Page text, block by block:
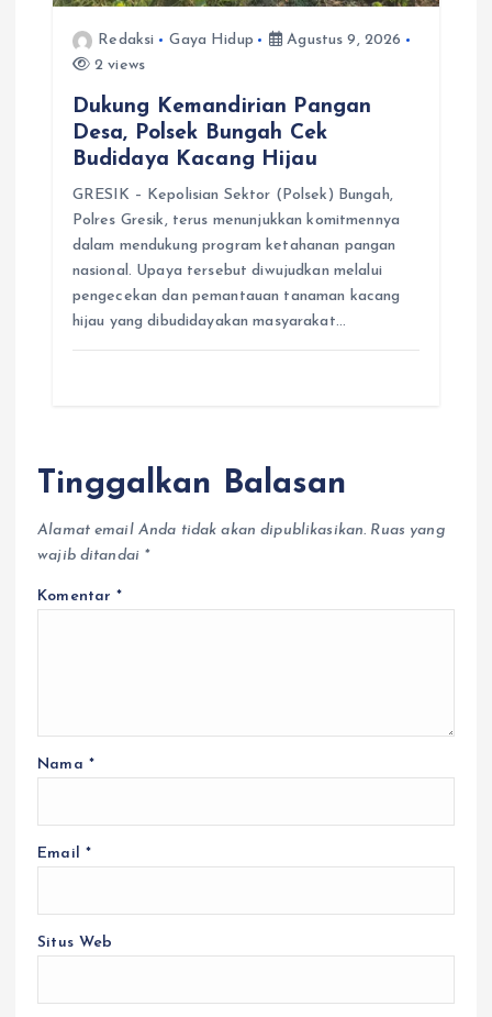
Redaksi Gaya Hidup
Agustus 9, 2026
2 views
Dukung Kemandirian Pangan
Desa, Polsek Bungah Cek
Budidaya Kacang Hijau
GRESIK – Kepolisian Sektor (Polsek) Bungah,
Polres Gresik, terus menunjukkan komitmennya
dalam mendukung program ketahanan pangan
nasional. Upaya tersebut diwujudkan melalui
pengecekan dan pemantauan tanaman kacang
hijau yang dibudidayakan masyarakat…
Tinggalkan Balasan
Alamat email Anda tidak akan dipublikasikan. Ruas yang
wajib ditandai *
Komentar*
Nama *
Email *
Situs Web